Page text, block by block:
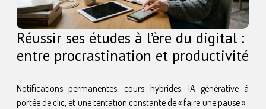
Réussir ses études à l’ère du digital :
entre procrastination et productivité
Notifications permanentes, cours hybrides, IA générative à
portée de clic, et une tentation constante de « faire une pause » :